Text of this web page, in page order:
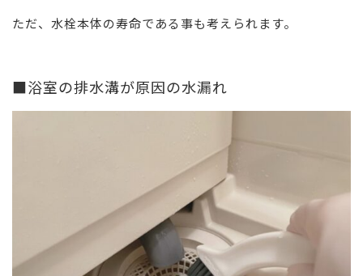
ただ、水栓本体の寿命である事も考えられます。
■浴室の排水溝が原因の水漏れ